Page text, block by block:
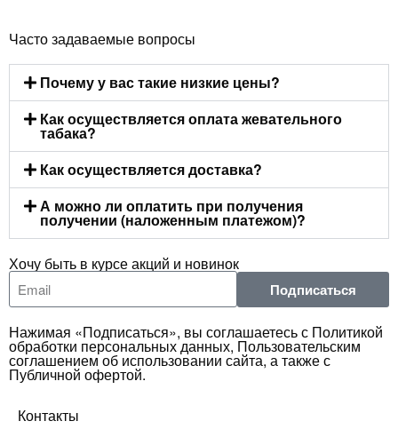
Часто задаваемые вопросы
Почему у вас такие низкие цены?
Как осуществляется оплата жевательного
табака?
Как осуществляется доставка?
А можно ли оплатить при получения
получении (наложенным платежом)?
Хочу быть в курсе акций и новинок
Подписаться
Нажимая «Подписаться», вы соглашаетесь с Политикой
обработки персональных данных, Пользовательским
соглашением об использовании сайта, а также с
Публичной офертой.
Контакты